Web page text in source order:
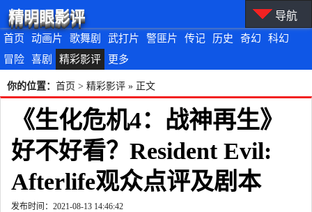
首页 动画片 歌舞剧 武打片 警匪片 传记 历史 奇幻
科幻
冒险
喜剧 精彩影评 更多
精明眼影评 导航
你的位置： 首页 > 精彩影评 » 正文
《生化危机4：战神再生》
好不好看？Resident Evil:
Afterlife观众点评及剧本
发布时间：2021-08-13 14:46:42